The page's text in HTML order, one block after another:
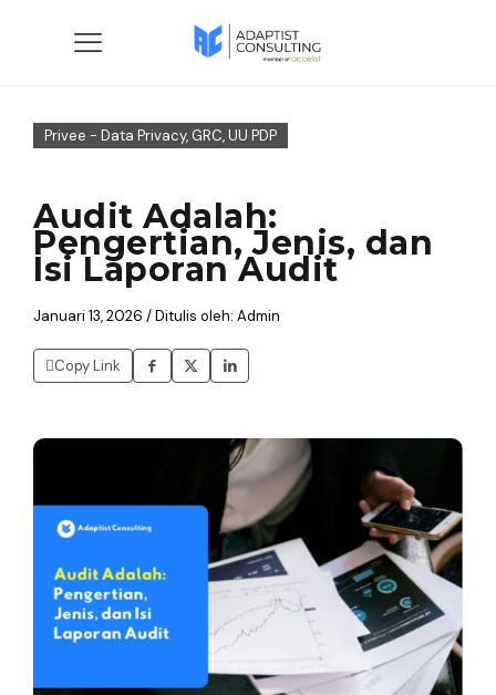
Privee - Data Privacy, GRC, UU PDP
Audit Adalah:
Pengertian, Jenis, dan
Isi Laporan Audit
Januari 13, 2026 / Ditulis oleh: Admin
Copy Link